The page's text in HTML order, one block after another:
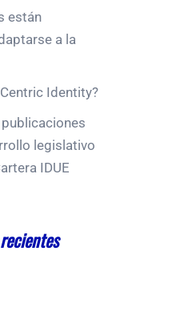
están
a la
Identity?
legislativo
IDUE